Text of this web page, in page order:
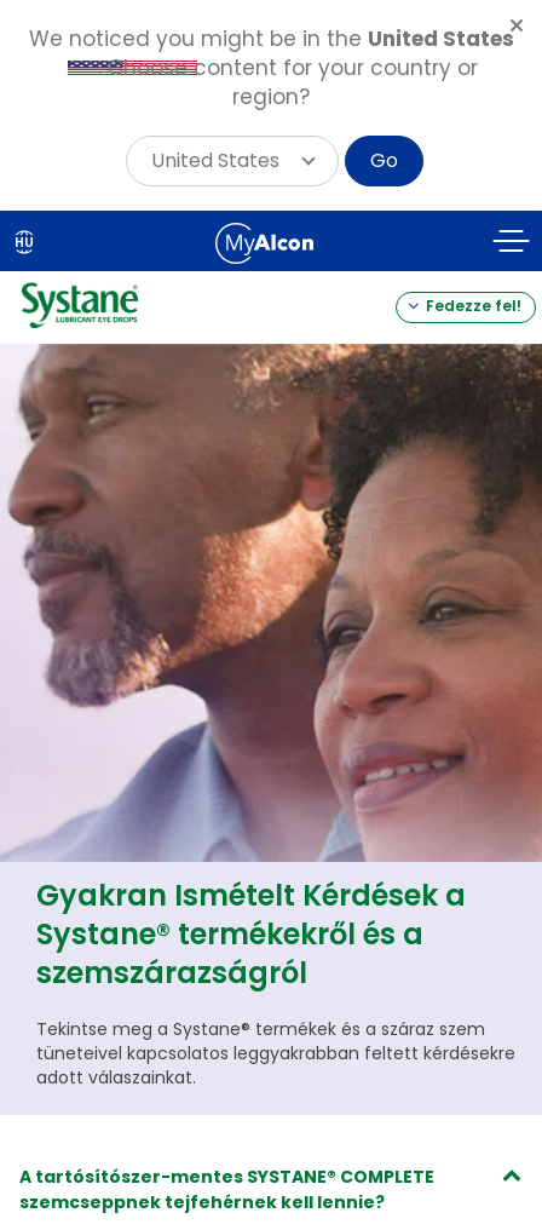
Skip
to
main
content
HU
Fedezze fel!
Gyakran Ismételt Kérdések a
Systane® termékekről és a
szemszárazságról
Tekintse meg a Systane® termékek és a száraz szem
tüneteivel kapcsolatos leggyakrabban feltett kérdésekre
adott válaszainkat.
A tartósítószer-mentes SYSTANE® COMPLETE
szemcseppnek tejfehérnek kell lennie?
We noticed you might be in the United States
. Choose content for your country or
region?
United States Go